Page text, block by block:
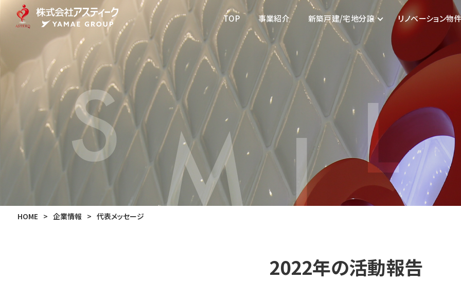
TOP 事業紹介 新築戸建/宅地分譲 リノベーション物
HOME > 企業情報 > 代表メッセージ
2022年の活動報告